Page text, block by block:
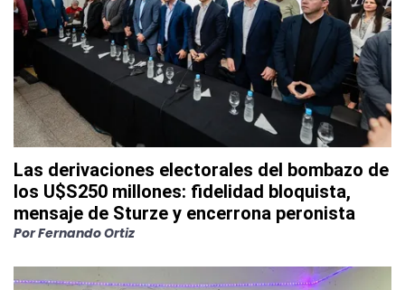
Las derivaciones electorales del bombazo de
los U$S250 millones: fidelidad bloquista,
mensaje de Sturze y encerrona peronista
PorFernando Ortiz